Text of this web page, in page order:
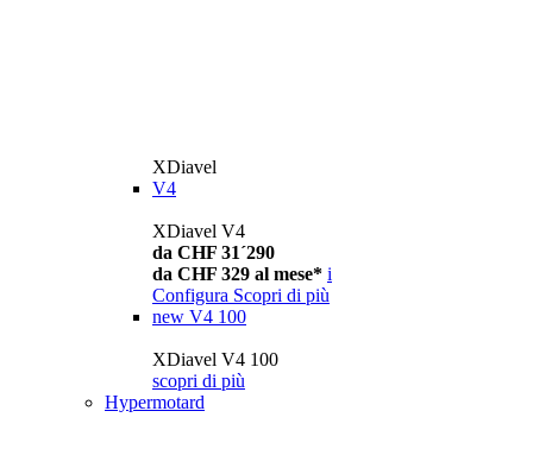
XDiavel
V4
XDiavel V4
da CHF 31´290
da CHF 329 al mese* i
Configura Scopri di più
new V4 100
XDiavel V4 100
scopri di più
Hypermotard